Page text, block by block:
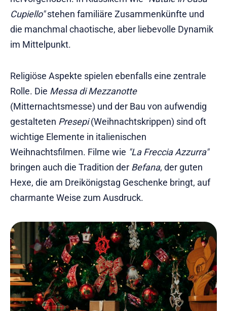
Cupiello"stehen familiäre Zusammenkünfte und
die manchmal chaotische, aber liebevolle Dynamik
im Mittelpunkt.
Religiöse Aspekte spielen ebenfalls eine zentrale
Rolle. Die Messa di Mezzanotte
(Mitternachtsmesse) und der Bau von aufwendig
gestalteten Presepi(Weihnachtskrippen) sind oft
wichtige Elemente in italienischen
Weihnachtsfilmen. Filme wie "La Freccia Azzurra"
bringen auch die Tradition der Befana, der guten
Hexe, die am Dreikönigstag Geschenke bringt, auf
charmante Weise zum Ausdruck.